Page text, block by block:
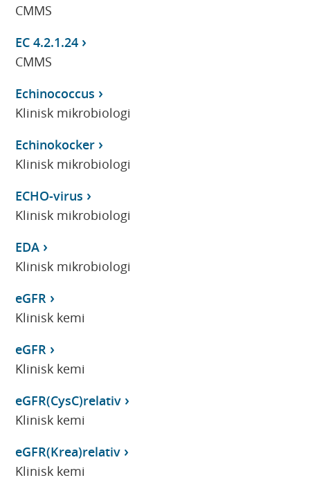
CMMS
EC 4.2.1.24
CMMS
Echinococcus
Klinisk mikrobiologi
Echinokocker
Klinisk mikrobiologi
ECHO-virus
Klinisk mikrobiologi
EDA
Klinisk mikrobiologi
eGFR
Klinisk kemi
eGFR
Klinisk kemi
eGFR(CysC)relativ
Klinisk kemi
eGFR(Krea)relativ
Klinisk kemi